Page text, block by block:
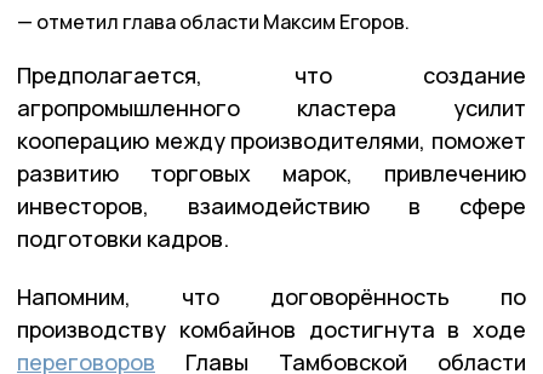
отметил глава области Максим Егоров.
Предполагается, что создание
агропромышленного кластера усилит
кооперацию между производителями, поможет
развитию торговых марок, привлечению
инвесторов, взаимодействию в сфере
подготовки кадров.
Напомним, что договорённость по
производству комбайнов достигнута в ходе
переговоров Главы Тамбовской области